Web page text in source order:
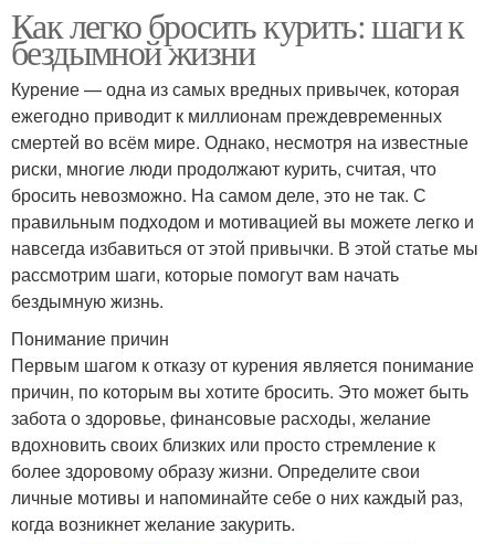
Как легко бросить курить: шаги к
бездымной жизни
Курение — одна из самых вредных привычек, которая
ежегодно приводит к миллионам преждевременных
смертей во всём мире. Однако, несмотря на известные
риски, многие люди продолжают курить, считая, что
бросить невозможно. На самом деле, это не так. С
правильным подходом и мотивацией вы можете легко и
навсегда избавиться от этой привычки. В этой статье мы
рассмотрим шаги, которые помогут вам начать
бездымную жизнь.
Понимание причин
Первым шагом к отказу от курения является понимание
причин, по которым вы хотите бросить. Это может быть
забота о здоровье, финансовые расходы, желание
вдохновить своих близких или просто стремление к
более здоровому образу жизни. Определите свои
личные мотивы и напоминайте себе о них каждый раз,
когда возникнет желание закурить.